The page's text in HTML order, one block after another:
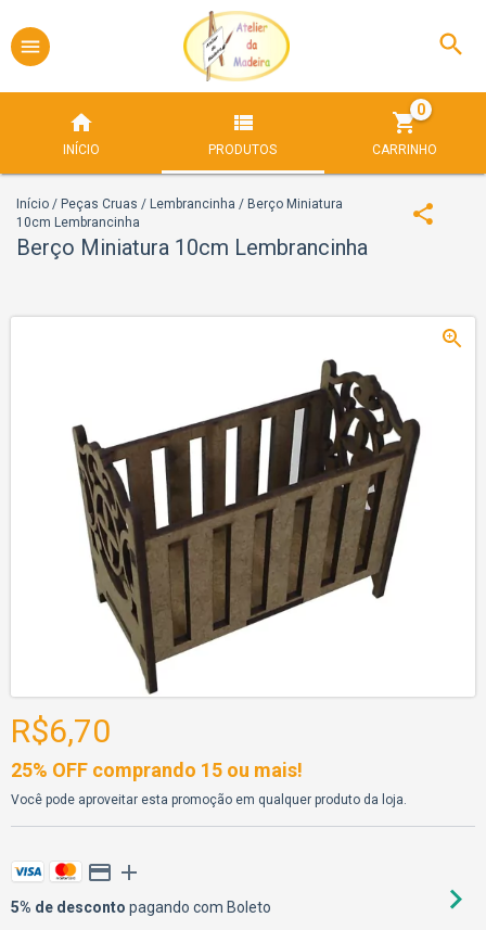
INÍCIO PRODUTOS CARRINHO
0
Início / Peças Cruas / Lembrancinha / Berço Miniatura
10cm Lembrancinha
Berço Miniatura 10cm Lembrancinha
R$6,70
25% OFF comprando 15 ou mais!
Você pode aproveitar esta promoção em qualquer produto da loja.
5% de desconto pagando com Boleto